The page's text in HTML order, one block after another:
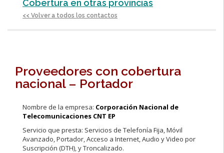
Cobertura en otras provincias
<< Volver a todos los contactos
Proveedores con cobertura
nacional – Portador
Nombre de la empresa: Corporación Nacional de
Telecomunicaciones CNT EP
Servicio que presta: Servicios de Telefonía Fija, Móvil
Avanzado, Portador, Acceso a Internet, Audio y Video por
Suscripción (DTH), y Troncalizado.